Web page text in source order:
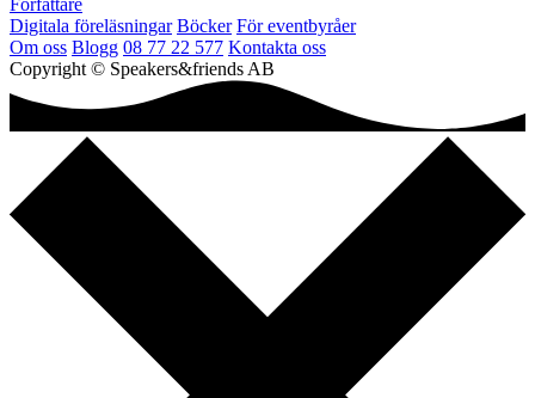
Författare
Digitala föreläsningar Böcker För eventbyråer
Om oss Blogg 08 77 22 577 Kontakta oss
Copyright © Speakers&friends AB